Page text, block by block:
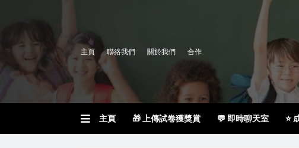
主頁 聯絡我們 關於我們 合作
主頁 🎁 上傳試卷獲獎賞 💬 即時聊天室 ⭐